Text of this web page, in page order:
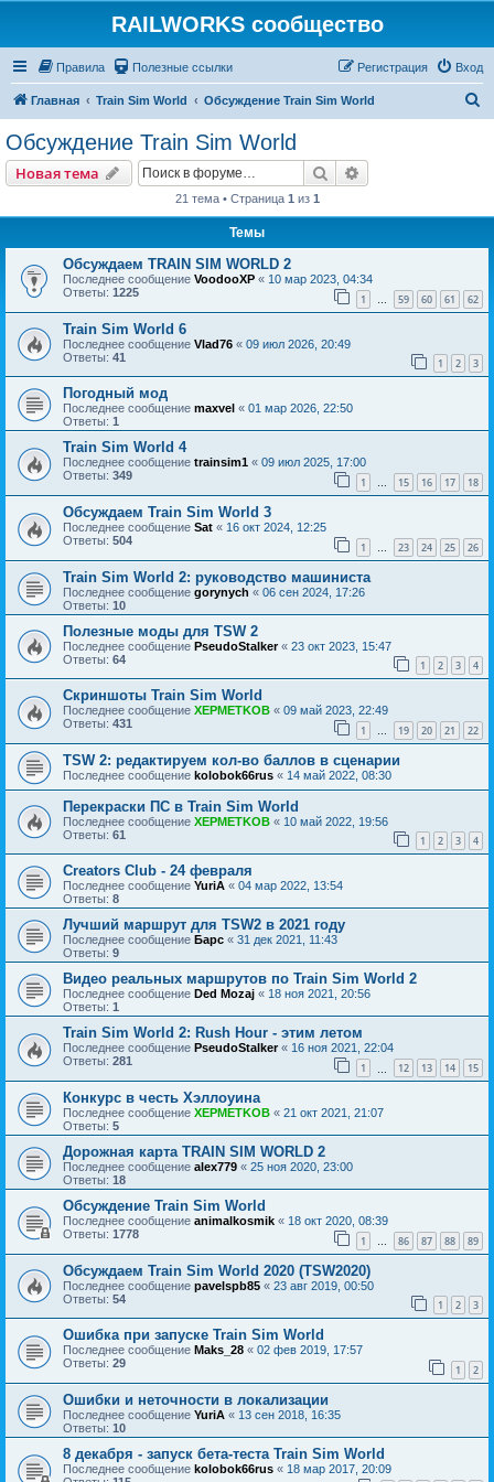
RAILWORKS сообщество
Правила Полезные ссылки Вход
Регистрация
Главная Train Sim World Обсуждение Train Sim World
Обсуждение Train Sim World
Новая тема Поиск
21 тема • Страница 1 из 1
Темы
Обсуждаем TRAIN SIM WORLD 2
Последнее сообщение VoodooXP « 10 мар 2023, 04:34
Ответы: 1225 1 … 59 60 61 62
Train Sim World 6
Последнее сообщение Vlad76 « 09 июл 2026, 20:49
Ответы: 41 1 2 3
Погодный мод
Последнее сообщение maxvel « 01 мар 2026, 22:50
Ответы: 1
Train Sim World 4
Последнее сообщение trainsim1 « 09 июл 2025, 17:00
Ответы: 349 1 … 15 16 17 18
Обсуждаем Train Sim World 3
Последнее сообщение Sat « 16 окт 2024, 12:25
Ответы: 504 1 … 23 24 25 26
Train Sim World 2: руководство машиниста
Последнее сообщение gorynych « 06 сен 2024, 17:26
Ответы: 10
Полезные моды для TSW 2
Последнее сообщение PseudoStalker« 23 окт 2023, 15:47
Ответы: 64 1 2 3 4
Скриншоты Train Sim World
Последнее сообщение XEPMETKOB « 09 май 2023, 22:49
Ответы: 431 1 … 19 20 21 22
TSW 2: редактируем кол-во баллов в сценарии
Последнее сообщение kolobok66rus « 14 май 2022, 08:30
Перекраски ПС в Train Sim World
Последнее сообщение XEPMETKOB « 10 май 2022, 19:56
Ответы: 61 1 2 3 4
Creators Club - 24 февраля
Последнее сообщение YuriA « 04 мар 2022, 13:54
Ответы: 8
Лучший маршрут для TSW2 в 2021 году
Последнее сообщение Барс « 31 дек 2021, 11:43
Ответы: 9
Видео реальных маршрутов по Train Sim World 2
Последнее сообщение Ded Mozaj « 18 ноя 2021, 20:56
Ответы: 1
Train Sim World 2: Rush Hour - этим летом
Последнее сообщение PseudoStalker« 16 ноя 2021, 22:04
Ответы: 281 1 12 13 14 15
Конкурс в честь Хэллоуина
Последнее сообщение XEPMETKOB « 21 окт 2021, 21:07
Ответы: 5
Дорожная карта TRAIN SIM WORLD 2
Последнее сообщение alex779 « 25 ноя 2020, 23:00
Ответы: 18
Обсуждение Train Sim World
Последнее сообщение animalkosmik « 18 окт 2020, 08:39
Ответы: 1778 1 … 86 87 88 89
Обсуждаем Train Sim World 2020 (TSW2020)
Последнее сообщение pavelspb85 « 23 авг 2019, 00:50
Ответы: 54 1 2 3
Ошибка при запуске Train Sim World
Последнее сообщение Maks_28 « 02 фев 2019, 17:57
Ответы: 29 1 2
Ошибки и неточности в локализации
Последнее сообщение YuriA « 13 сен 2018, 16:35
Ответы: 10
8 декабря - запуск бета-теста Train Sim World
Последнее сообщение kolobok66rus « 18 мар 2017, 20:09